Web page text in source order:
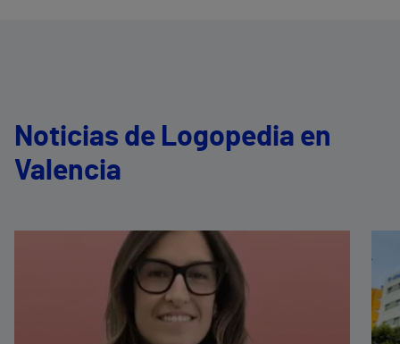
Noticias de Logopedia en
Valencia